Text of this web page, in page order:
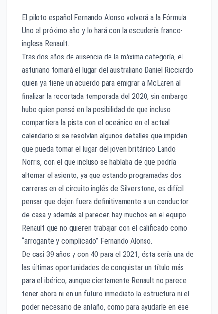
El piloto español Fernando Alonso volverá a la Fórmula
Uno el próximo año y lo hará con la escudería franco-
inglesa Renault.
Tras dos años de ausencia de la máxima categoría, el
asturiano tomará el lugar del australiano Daniel Ricciardo
quien ya tiene un acuerdo para emigrar a McLaren al
finalizar la recortada temporada del 2020, sin embargo
hubo quien pensó en la posibilidad de que incluso
compartiera la pista con el oceánico en el actual
calendario si se resolvían algunos detalles que impiden
que pueda tomar el lugar del joven británico Lando
Norris, con el que incluso se hablaba de que podría
alternar el asiento, ya que estando programadas dos
carreras en el circuito inglés de Silverstone, es difícil
pensar que dejen fuera definitivamente a un conductor
de casa y además al parecer, hay muchos en el equipo
Renault que no quieren trabajar con el calificado como
“arrogante y complicado” Fernando Alonso.
De casi 39 años y con 40 para el 2021, ésta sería una de
las últimas oportunidades de conquistar un título más
para el ibérico, aunque ciertamente Renault no parece
tener ahora ni en un futuro inmediato la estructura ni el
poder necesario de antaño, como para ayudarle en ese